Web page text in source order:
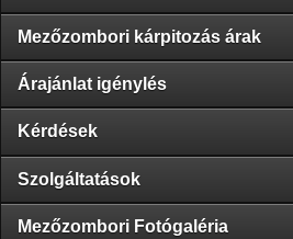
Mezőzombori kárpitozás árak
Árajánlat igénylés
Kérdések
Szolgáltatások
Mezőzombori Fotógaléria